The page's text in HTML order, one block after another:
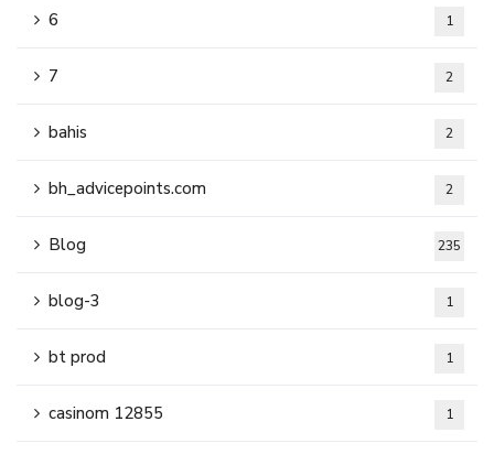
6 1
7 2
bahis 2
bh_advicepoints.com 2
Blog 235
blog-3 1
bt prod 1
casinom 12855 1